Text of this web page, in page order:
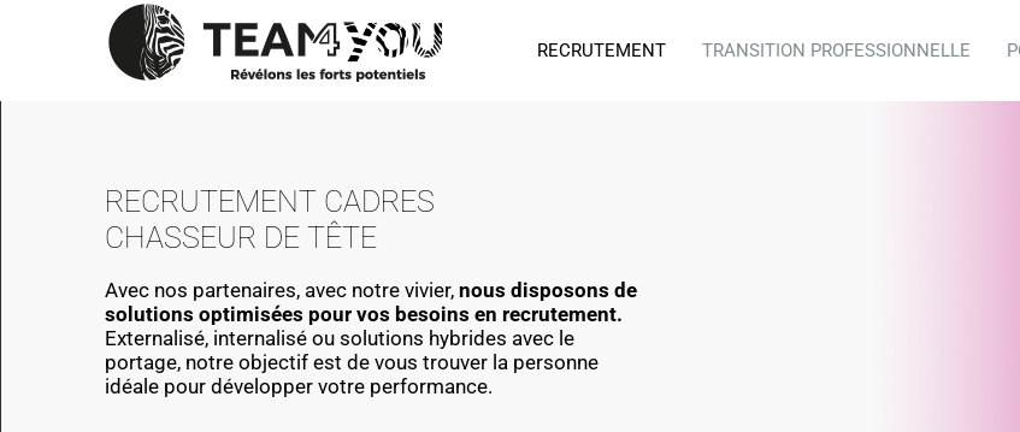
contenu
RECRUTEMENT TRANSITION PROFESSIONNELLE
RECRUTEMENT CADRES
CHASSEUR DE TÊTE
Avec nos partenaires, avec notre vivier, nous disposons de
solutions optimisées pour vos besoins en recrutement.
Externalisé, internalisé ou solutions hybrides avec le
portage, notre objectif est de vous trouver la personne
idéale pour développer votre performance.